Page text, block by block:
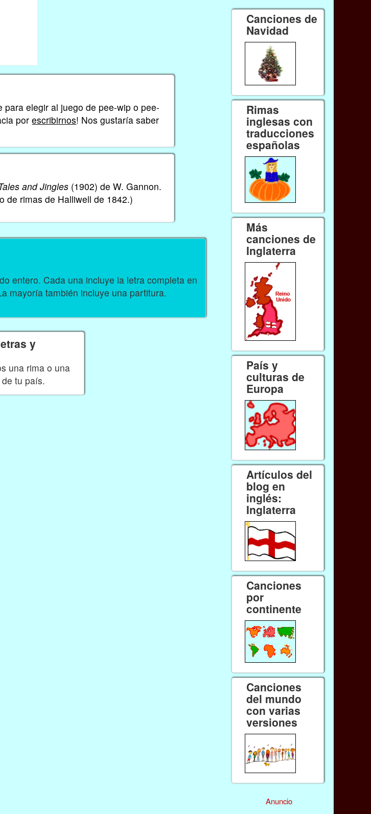
elegir al juego de pee-wip o pee-
porescribirnos! Nos gustaría saber
and Jingles (1902) de W. Gannon.
de rimas de Halliwell de 1842.)
entero. Cada una incluye la letra completa en
mayoría también incluye una partitura.
y
una rima o una
tu país.
Canciones de
Navidad
Rimas
inglesas con
traducciones
españolas
Más
canciones de
Inglaterra
País y
culturas de
Europa
Artículos del
blog en
inglés:
Inglaterra
Canciones
por
continente
Canciones
del mundo
con varias
versiones
Anuncio